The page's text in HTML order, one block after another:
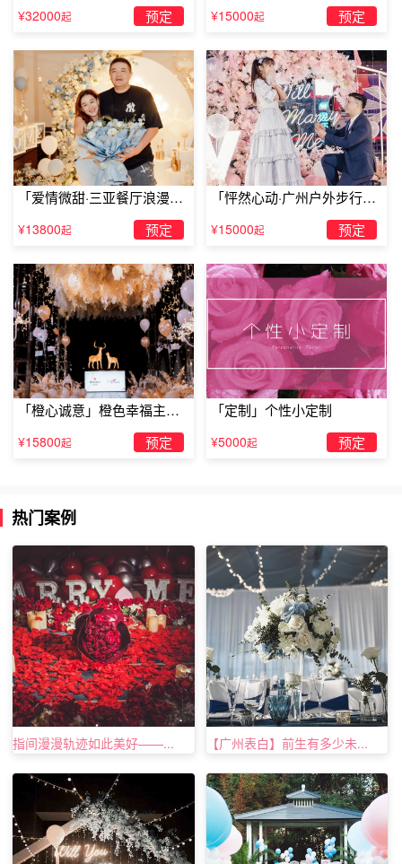
求婚惊喜二、车上求婚
买一些玫瑰花瓣，将它们藏在你副驾驶位置的遮阳板上。写
一个句子“我爱你”，粘在遮阳板的背面。当你们行驶向浪漫
的地点时，看着你女友的脸，告诉她需要脸部防晒。于是，
她会拉下遮阳板。这时，玫瑰花瓣会如雪花般飞下，落在她
题求婚仪式
¥32000起 预定 求婚」
¥15000起 预定
「爱情微甜·三亚餐厅浪漫求
¥13800起 预定
「怦然心动·广州户外步行街
¥15000起 预定
「橙心诚意」橙色幸福主题
露台求婚
¥15800起 预定
「定制」个性小定制
¥5000起 预定
热门案例
指间漫漫轨迹如此美好——... 【广州表白】前生有多少未...